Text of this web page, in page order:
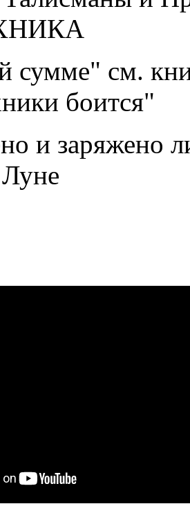
сумме" см.
боится"
и заряжено